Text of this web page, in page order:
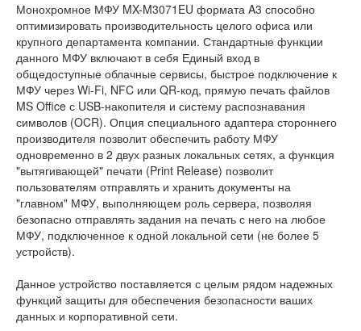
Монохромное МФУ MX-M3071EU формата A3 способно
оптимизировать производительность целого офиса или
крупного департамента компании. Стандартные функции
данного МФУ включают в себя Единый вход в
общедоступные облачные сервисы, быстрое подключение к
МФУ через Wi-Fi, NFC или QR-код, прямую печать файлов
MS Office с USB-накопителя и систему распознавания
символов (OCR). Опция специального адаптера стороннего
производителя позволит обеспечить работу МФУ
одновременно в 2 двух разных локальных сетях, а функция
"вытягивающей" печати (Print Release) позволит
пользователям отправлять и хранить документы на
"главном" МФУ, выполняющем роль сервера, позволяя
безопасно отправлять задания на печать с него на любое
МФУ, подключенное к одной локальной сети (не более 5
устройств).
Данное устройство поставляется с целым рядом надежных
функций защиты для обеспечения безопасности ваших
данных и корпоративной сети.